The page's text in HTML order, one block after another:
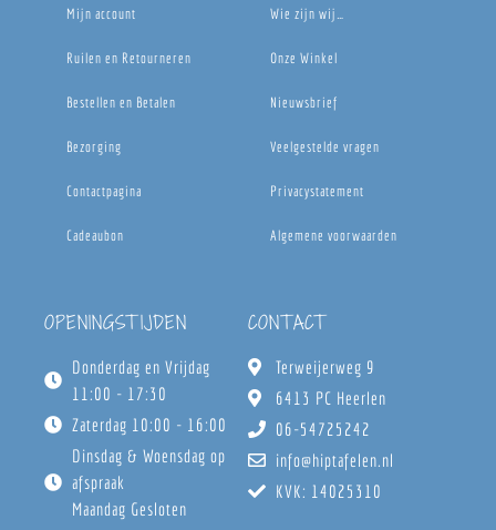
Mijn account
Ruilen en Retourneren
Bestellen en Betalen
Bezorging
Contactpagina
Cadeaubon
Wie zijn wij…
Onze Winkel
Nieuwsbrief
Veelgestelde vragen
Privacystatement
Algemene voorwaarden
OPENINGSTIJDEN
Donderdag en Vrijdag
11:00 - 17:30
Zaterdag 10:00 - 16:00
Dinsdag & Woensdag op
afspraak
Maandag Gesloten
CONTACT
Terweijerweg 9
6413 PC Heerlen
06-54725242
info@hiptafelen.nl
KVK: 14025310